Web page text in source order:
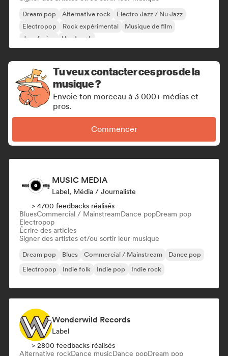
Dream pop Alternative rock
Electro Jazz / Nu Jazz
Electropop
Rock expérimental
Musique de film
Jazz fusion
Hard rock
Tu veux contacter ces pros de la
musique ?
Envoie ton morceau à 3 000+ médias et
pros.
Commencer
MUSIC MEDIA
Label, Média / Journaliste
> 4700 feedbacks réalisés
BluesCommercial / MainstreamDance popDream pop
Electropop
Écrire des articles
Signer des artistes et/ou sortir leur musique
Dream pop Blues Commercial / Mainstream
Dance pop
Electropop
Indie folk Indie pop Indie rock
Wonderwild Records
Label
> 2800 feedbacks réalisés
Alternative rockDance musicDance popDream pop